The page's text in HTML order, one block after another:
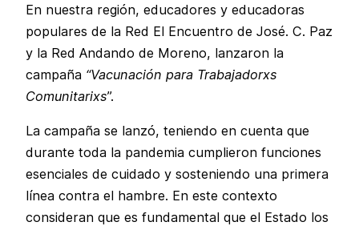
En nuestra región, educadores y educadoras
populares de la Red El Encuentro de José. C. Paz
y la Red Andando de Moreno, lanzaron la
campaña “Vacunación para Trabajadorxs
Comunitarixs”.
La campaña se lanzó, teniendo en cuenta que
durante toda la pandemia cumplieron funciones
esenciales de cuidado y sosteniendo una primera
línea contra el hambre. En este contexto
consideran que es fundamental que el Estado los